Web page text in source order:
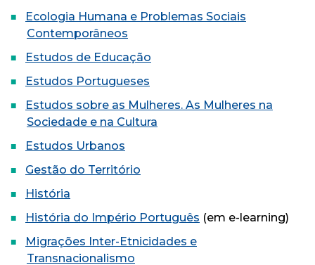
Ecologia Humana e Problemas Sociais
Contemporâneos
Estudos de Educação
Estudos Portugueses
Estudos sobre as Mulheres. As Mulheres na
Sociedade e na Cultura
Estudos Urbanos
Gestão do Território
História
História do Império Português (em e-learning)
Migrações Inter-Etnicidades e
Transnacionalismo